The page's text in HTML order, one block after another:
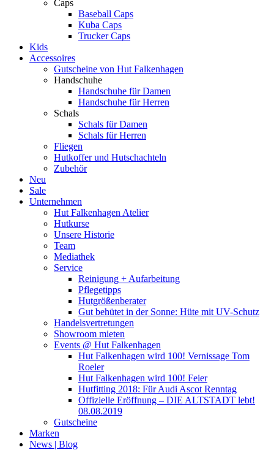
Caps
Baseball Caps
Kuba Caps
Trucker Caps
Kids
Accessoires
Gutscheine von Hut Falkenhagen
Handschuhe
Handschuhe für Damen
Handschuhe für Herren
Schals
Schals für Damen
Schals für Herren
Fliegen
Hutkoffer und Hutschachteln
Zubehör
Neu
Sale
Unternehmen
Hut Falkenhagen Atelier
Hutkurse
Unsere Historie
Team
Mediathek
Service
Reinigung + Aufarbeitung
Pflegetipps
Hutgrößenberater
Gut behütet in der Sonne: Hüte mit UV-Schutz
Handelsvertretungen
Showroom mieten
Events @ Hut Falkenhagen
Hut Falkenhagen wird 100! Vernissage Tom
Roeler
Hut Falkenhagen wird 100! Feier
Hutfitting 2018: Für Audi Ascot Renntag
Offizielle Eröffnung – DIE ALTSTADT lebt!
08.08.2019
Gutscheine
Marken
News | Blog